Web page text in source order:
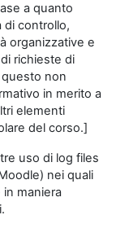
a quanto
di controllo,
organizzative e
richieste di
questo non
in merito a
elementi
del corso.]
uso di log files
nei quali
maniera